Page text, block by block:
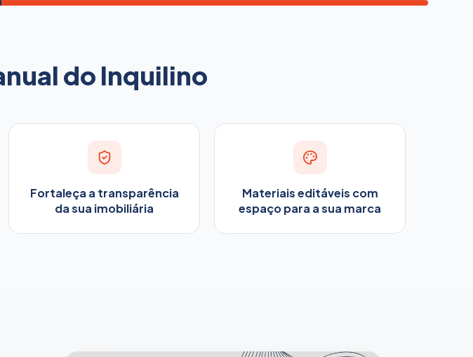
do Inquilino
Fortaleça a transparência
da sua imobiliária
Materiais editáveis com
espaço para a sua marca